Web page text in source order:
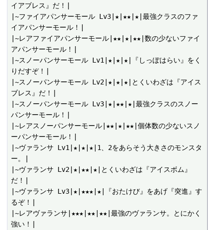
イアブレス』だ！|
|~ファイアパンサーモール Lv3|★|★★|★|最強クラスのファ
イアパンサーモール！|
|~レアファイアパンサーモール|★★|★|★★|数の少ないファイ
アパンサーモール！|
|~スノーパンサーモール Lv1|★|★|★|『しっぽはらい』をく
りだすぞ！|
|~スノーパンサーモール Lv2|★|★|★|とくいわざは『アイス
ブレス』だ！|
|~スノーパンサーモール Lv3|★|★★|★|最強クラスのスノー
パンサーモール！|
|~レアスノーパンサーモール|★★|★|★★|個体数の少ないスノ
ーパンサーモール！|
|~ヴァランサ Lv1|★|★|★|1、2をあらそう大きさのモンスタ
ー。|
|~ヴァランサ Lv2|★|★★|★|とくいわざは『アイスボム』
だ！|
|~ヴァランサ Lv3|★|★★★|★|『おたけび』をあげ『突進』す
るぞ！|
|~レアヴァランサ|★★★|★★|★★|最強のヴァランサ。とにかく
強い！|